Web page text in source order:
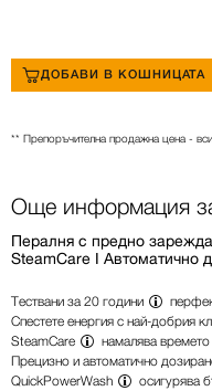
ДОБАВИ В КОШНИЦАТА
** Препоръчителна продажна цена -
Още информация
Пералня с предно
SteamCare I Автоматично
Тествани за 20 години
Спестете енергия с най-добрия
SteamCare
намалява
Прецизно и автоматично
QuickPowerWash
осигурява